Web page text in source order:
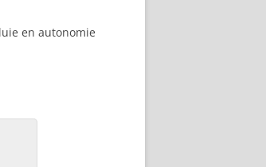
en autonomie